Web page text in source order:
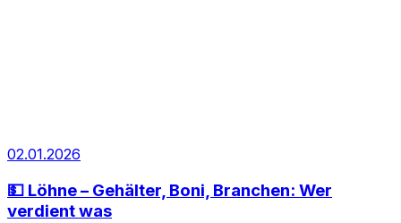
02.01.2026
💵 Löhne – Gehälter, Boni, Branchen: Wer
verdient was